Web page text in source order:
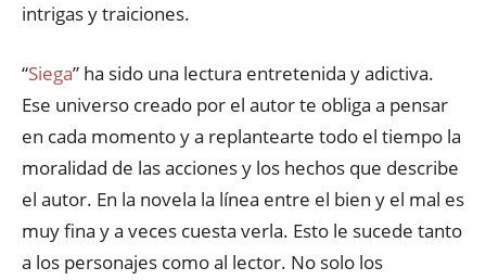
intrigas y traiciones.
“Siega” ha sido una lectura entretenida y adictiva.
Ese universo creado por el autor te obliga a pensar
en cada momento y a replantearte todo el tiempo la
moralidad de las acciones y los hechos que describe
el autor. En la novela la línea entre el bien y el mal es
muy fina y a veces cuesta verla. Esto le sucede tanto
a los personajes como al lector. No solo los